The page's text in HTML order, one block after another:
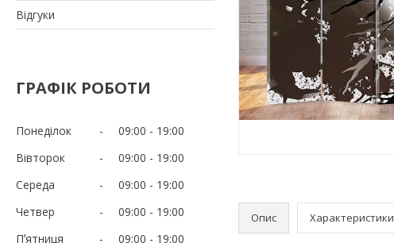
Відгуки
ГРАФІК РОБОТИ
Понеділок 09:00
19:00
Вівторок
09:00
19:00
Середа
09:00
19:00
Четвер
09:00
19:00
Пʼятниця
09:00
19:00
Опис Характеристики